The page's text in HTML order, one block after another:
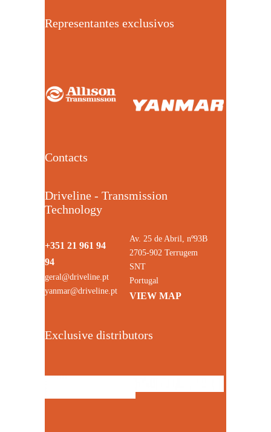
Representantes exclusivos
Contacts
Driveline - Transmission
Technology
+351 21 961 94
94
geral@driveline.pt
yanmar@driveline.pt
Av. 25 de Abril, nº93B
2705-902 Terrugem
SNT
Portugal
VIEW MAP
Exclusive distributors